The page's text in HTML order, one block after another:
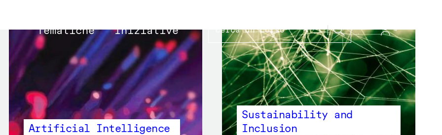
Main
navigation
Tematiche Iniziative
Artificial Intelligence
Sustainability and
Inclusion